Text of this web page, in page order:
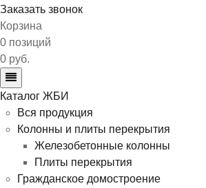
Заказать звонок
Корзина
0 позиций
0 руб.
Каталог ЖБИ
Вся продукция
Колонны и плиты перекрытия
Железобетонные колонны
Плиты перекрытия
Гражданское домостроение